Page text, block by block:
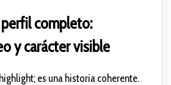
completo:
y carácter visible
es una historia coherente.